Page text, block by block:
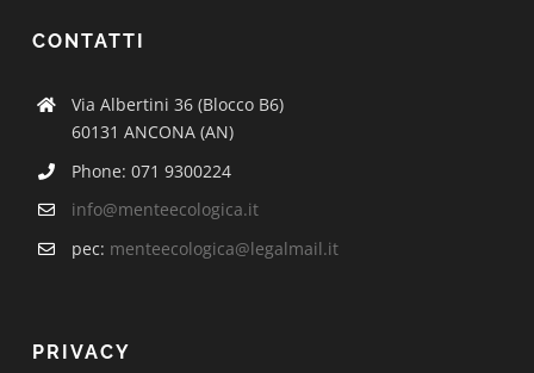
CONTATTI
Via Albertini 36 (Blocco B6)
60131 ANCONA (AN)
Phone: 071 9300224
info@menteecologica.it
pec: menteecologica@legalmail.it
PRIVACY